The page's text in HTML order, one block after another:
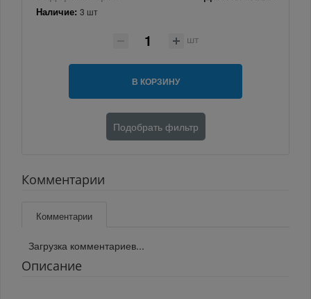
Наличие: 3 шт
шт
В КОРЗИНУ
Подобрать фильтр
Комментарии
Комментарии
Загрузка комментариев...
Описание